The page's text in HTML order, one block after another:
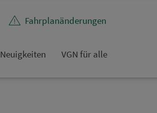
Fahr­plan­ände­rungen
Neuigkeiten VGN für alle